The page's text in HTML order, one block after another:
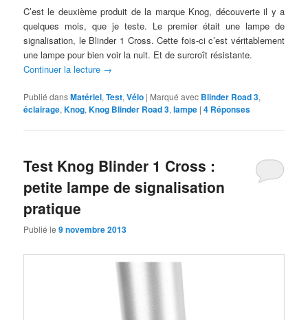
C’est le deuxième produit de la marque Knog, découverte il y a
quelques mois, que je teste. Le premier était une lampe de
signalisation, le Blinder 1 Cross. Cette fois-ci c’est véritablement
une lampe pour bien voir la nuit. Et de surcroît résistante.
Continuer la lecture →
Publié dansMatériel,Test,Vélo | Marqué avec Blinder Road 3,
éclairage,Knog,Knog Blinder Road 3,lampe |4 Réponses
Test Knog Blinder 1 Cross :
petite lampe de signalisation
pratique
Publié le9 novembre 2013